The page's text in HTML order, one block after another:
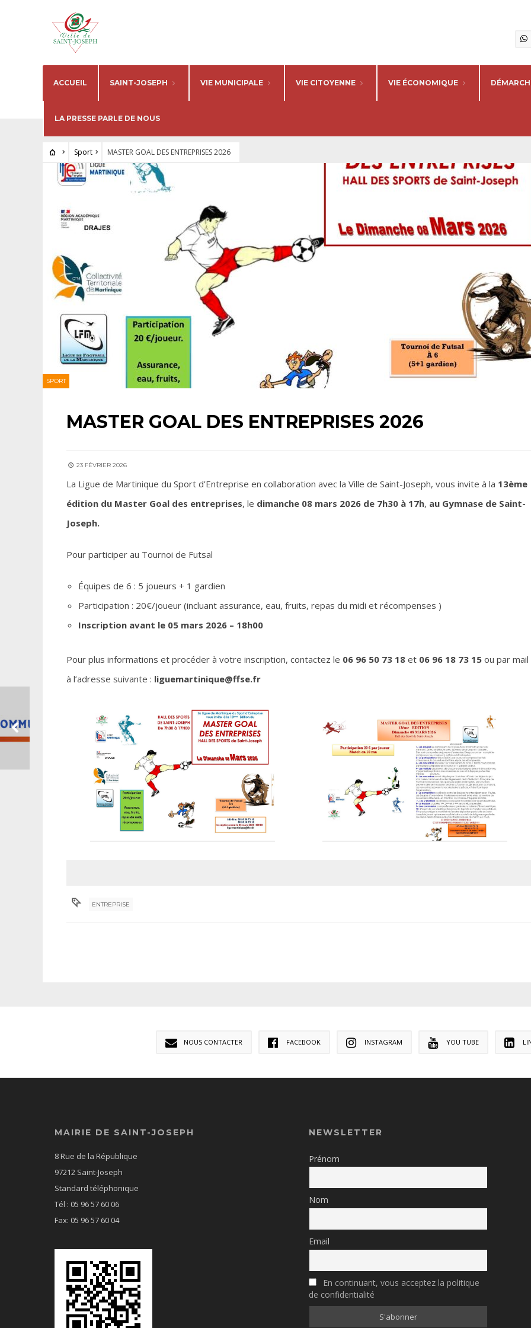
ACCUEIL SAINT-JOSEPH VIE MUNICIPALE VIE CITOYENNE VIE ÉCONOMIQUE
LA PRESSE PARLE DE NOUS
Sport MASTER GOAL DES ENTREPRISES 2026
SPORT
MASTER GOAL DES ENTREPRISES 2026
23 FÉVRIER 2026
La Ligue de Martinique du Sport d’Entreprise en collaboration avec la Ville de Saint-Joseph, vous invite à la 13ème
édition du Master Goal des entreprises, le dimanche 08 mars 2026 de 7h30 à 17h, au Gymnase de Saint-
Joseph.
Pour participer au Tournoi de Futsal
Équipes de 6 : 5 joueurs + 1 gardien
Participation : 20€/joueur (incluant assurance, eau, fruits, repas du midi et récompenses )
Inscription avant le 05 mars 2026 – 18h00
Pour plus informations et procéder à votre inscription, contactez le 06 96 50 73 18 et 06 96 18 73 15 ou par mail
à l’adresse suivante : liguemartinique@ffse.fr
ENTREPRISE
NOUS CONTACTER FACEBOOK INSTAGRAM YOU TUBE
MAIRIE DE SAINT-JOSEPH
8 Rue de la République
97212 Saint-Joseph
Standard téléphonique
Tél : 05 96 57 60 06
Fax: 05 96 57 60 04
NEWSLETTER
Prénom
Nom
Email
En continuant, vous acceptez la politique
de confidentialité